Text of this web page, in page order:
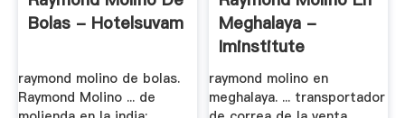
Bolas - Hotelsuvam
raymond molino de bolas.
Raymond Molino ... de
Meghalaya -
Iminstitute
raymond molino en
meghalaya. ... transportador